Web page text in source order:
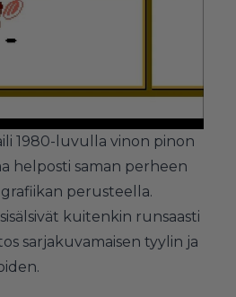
1980-luvulla vinon pinon
helposti saman perheen
perusteella.
kuitenkin runsaasti
sarjakuvamaisen tyylin ja